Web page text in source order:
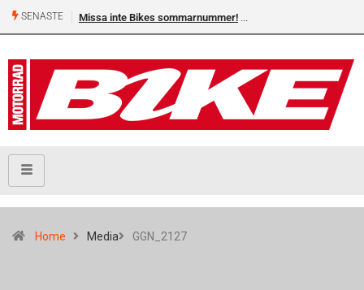
SENASTE Missa inte Bikes sommarnummer!
Home Media GGN_2127